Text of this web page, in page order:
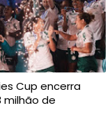
Cup encerra
milhão de